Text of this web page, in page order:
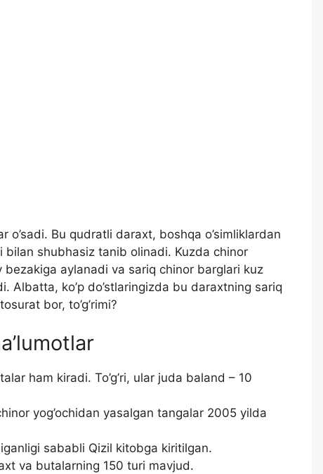
o’sadi. Bu qudratli daraxt, boshqa o’simliklardan
bilan shubhasiz tanib olinadi. Kuzda chinor
aylanadi va sariq chinor barglari kuz
Albatta, ko’p do’stlaringizda bu daraxtning sariq
bor, to’g’rimi?
ham kiradi. To’g’ri, ular juda baland – 10
yog’ochidan yasalgan tangalar 2005 yilda
sababli Qizil kitobga kiritilgan.
va butalarning 150 turi mavjud.